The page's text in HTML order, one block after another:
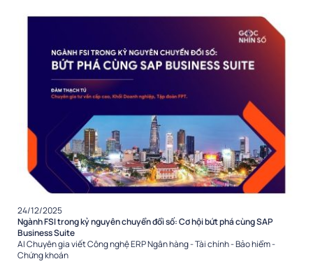
24/12/2025
Ngành FSI trong kỷ nguyên chuyển đổi số: Cơ hội bứt phá cùng SAP
Business Suite
AIChuyên gia viếtCông nghệERPNgân hàng - Tài chính - Bảo hiểm -
Chứng khoán